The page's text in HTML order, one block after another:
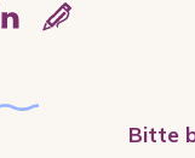
Bitte